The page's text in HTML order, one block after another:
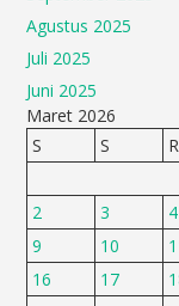
Agustus 2025
Juli 2025
Juni 2025
Maret 2026
S
S R
2
3 4
9
10
16
17